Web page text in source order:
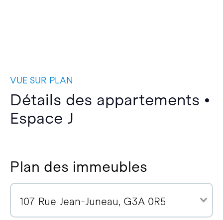
VUE SUR PLAN
Détails des appartements •
Espace J
Plan des immeubles
107 Rue Jean-Juneau, G3A 0R5